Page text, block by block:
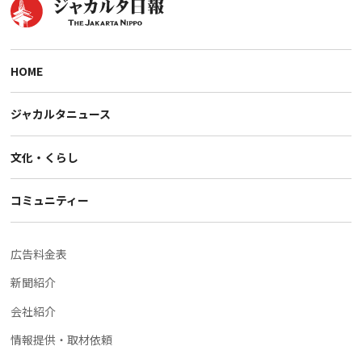
HOME
ジャカルタニュース
文化・くらし
コミュニティー
広告料金表
新聞紹介
会社紹介
情報提供・取材依頼